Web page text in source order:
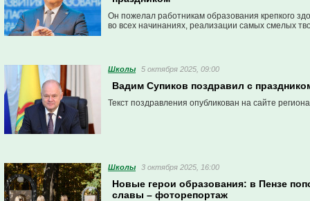
Он пожелал работникам образования крепкого
во всех начинаниях, реализации самых смелых
Школы 5 октября 2025, 09:00
Вадим Супиков поздравил с
Текст поздравления опубликован на сайте
Школы 3 октября 2025, 16:00
Новые герои образования: в Пензе
славы – фоторепортаж